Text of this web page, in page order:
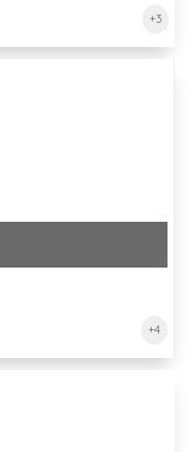
+3
+4